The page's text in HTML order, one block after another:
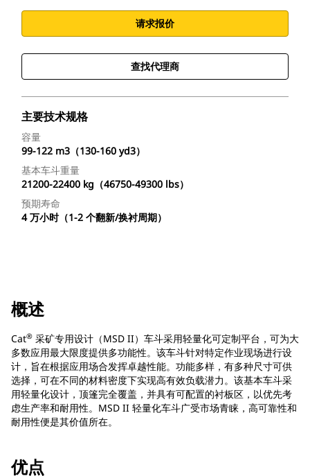
请求报价
查找代理商
主要技术规格
容量
99-122 m3（130-160 yd3）
基本车斗重量
21200-22400 kg（46750-49300 lbs）
预期寿命
4 万小时（1-2 个翻新/换衬周期）
概述
Cat® 采矿专用设计（MSD II）车斗采用轻量化可定制平台，可为大
多数应用最大限度提供多功能性。该车斗针对特定作业现场进行设
计，旨在根据应用场合发挥卓越性能。功能多样，有多种尺寸可供
选择，可在不同的材料密度下实现高有效负载潜力。该基本车斗采
用轻量化设计，顶篷完全覆盖，并具有可配置的衬板区，以优先考
虑生产率和耐用性。MSD II 轻量化车斗广受市场青睐，高可靠性和
耐用性便是其价值所在。
优点